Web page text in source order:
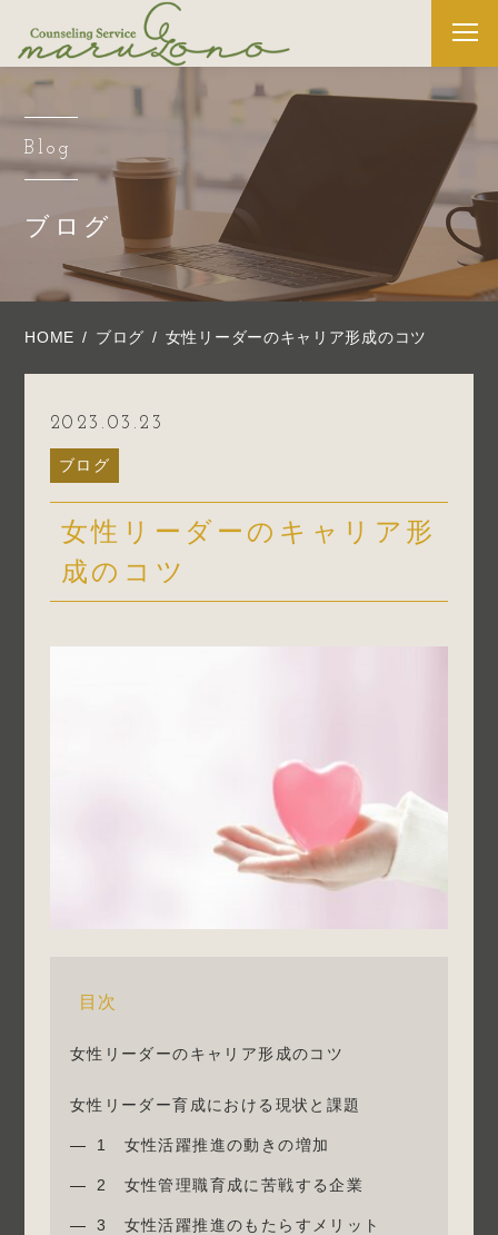
Blog
ブログ
HOME ブログ 女性リーダーのキャリア形成のコツ
2023.03.23
ブログ
女性リーダーのキャリア形
成のコツ
目次
女性リーダーのキャリア形成のコツ
女性リーダー育成における現状と課題
1 女性活躍推進の動きの増加
2 女性管理職育成に苦戦する企業
3 女性活躍推進のもたらすメリット